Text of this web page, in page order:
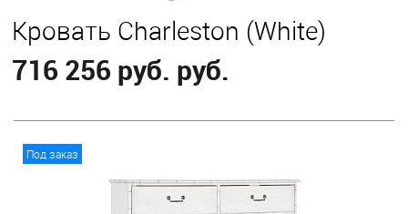
Кровать Charleston (White)
716 256 руб. руб.
Под заказ